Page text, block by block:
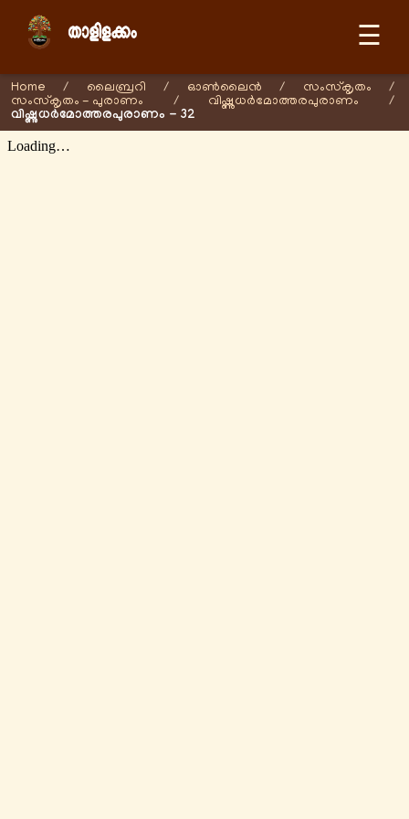
☰
Home / ലൈബ്രറി / ഓണ്‍ലൈന്‍ / സംസ്കൃതം
/
സംസ്കൃതം - പുരാണം
/ വിഷ്ണുധർമോത്തരപുരാണം /
വിഷ്ണുധർമോത്തരപുരാണം - 32